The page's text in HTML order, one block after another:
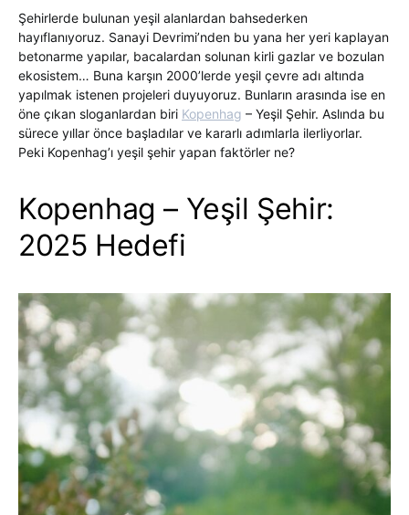
Şehirlerde bulunan yeşil alanlardan bahsederken
hayıflanıyoruz. Sanayi Devrimi’nden bu yana her yeri kaplayan
betonarme yapılar, bacalardan solunan kirli gazlar ve bozulan
ekosistem… Buna karşın 2000’lerde yeşil çevre adı altında
yapılmak istenen projeleri duyuyoruz. Bunların arasında ise en
öne çıkan sloganlardan biri Kopenhag – Yeşil Şehir. Aslında bu
sürece yıllar önce başladılar ve kararlı adımlarla ilerliyorlar.
Peki Kopenhag’ı yeşil şehir yapan faktörler ne?
Kopenhag – Yeşil Şehir:
2025 Hedefi